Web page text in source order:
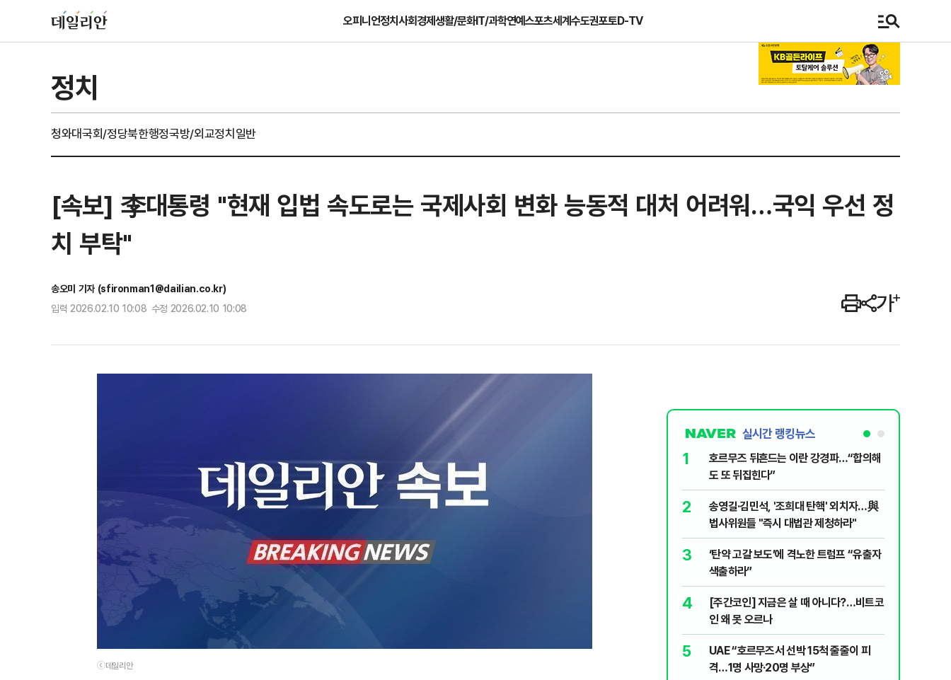
오피니언정치사회경제생활/문화IT/과학연예스포츠세계수도권포토D-TV
정치
청와대국회/정당북한행정국방/외교정치일반
[속보] 李대통령 "현재 입법 속도로는 국제사회 변화 능동적 대처 어려워…국익 우선 정
치 부탁"
송오미 기자 (sfironman1@dailian.co.kr)
입력 2026.02.10 10:08 수정 2026.02.10 10:08
ⓒ데일리안
실시간 랭킹뉴스
1
호르무즈 뒤흔드는 이란 강경파…“합의해
도 또 뒤집힌다”
2
송영길·김민석, '조희대 탄핵' 외치자…與
법사위원들 "즉시 대법관 제청하라"
3
‘탄약 고갈 보도’에 격노한 트럼프 “유출자
색출하라”
4
[주간코인] 지금은 살 때 아니다?…비트코
인 왜 못 오르나
5
UAE “호르무즈서 선박 15척 줄줄이 피
격…1명 사망·20명 부상”